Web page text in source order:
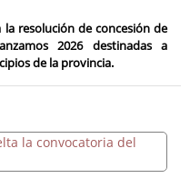
resolución de concesión de
2026 destinadas a
de la provincia.